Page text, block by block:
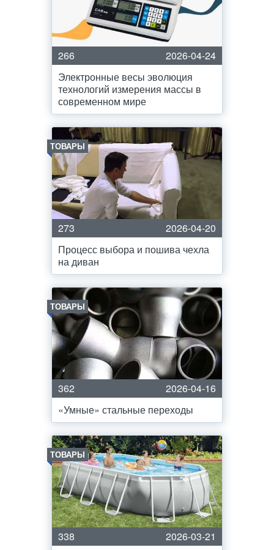
266
2026-04-24
Электронные весы эволюция
технологий измерения массы в
современном мире
ТОВАРЫ
273
2026-04-20
Процесс выбора и пошива чехла
на диван
ТОВАРЫ
362
2026-04-16
«Умные» стальные переходы
ТОВАРЫ
338
2026-03-21